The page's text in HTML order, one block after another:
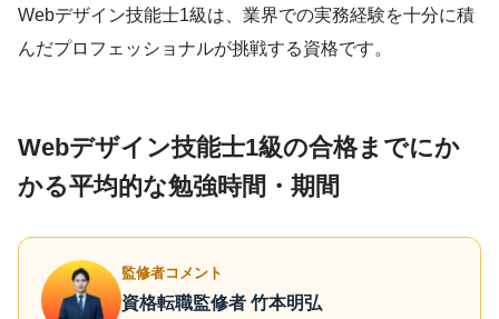
Webデザイン技能士1級は、業界での実務経験を十分に積
んだプロフェッショナルが挑戦する資格です。
Webデザイン技能士1級の合格までにか
かる平均的な勉強時間・期間
監修者コメント
資格転職監修者 竹本明弘